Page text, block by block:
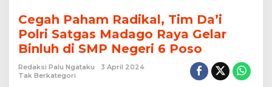
Cegah Paham Radikal, Tim Da’i
Polri Satgas Madago Raya Gelar
Binluh di SMP Negeri 6 Poso
Redaksi Palu Ngataku
3 April 2024
Tak Berkategori